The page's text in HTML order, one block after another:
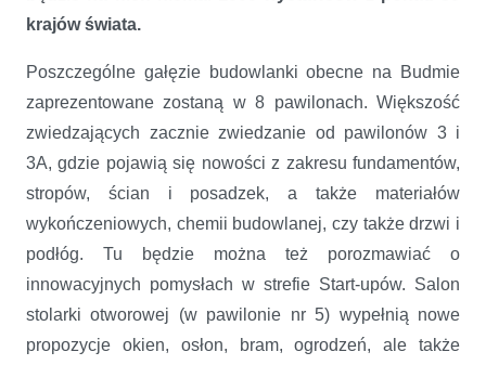
krajów świata.
Poszczególne gałęzie budowlanki obecne na Budmie
zaprezentowane zostaną w 8 pawilonach. Większość
zwiedzających zacznie zwiedzanie od pawilonów 3 i
3A, gdzie pojawią się nowości z zakresu fundamentów,
stropów, ścian i posadzek, a także materiałów
wykończeniowych, chemii budowlanej, czy także drzwi i
podłóg. Tu będzie można też porozmawiać o
innowacyjnych pomysłach w strefie Start-upów. Salon
stolarki otworowej (w pawilonie nr 5) wypełnią nowe
propozycje okien, osłon, bram, ogrodzeń, ale także